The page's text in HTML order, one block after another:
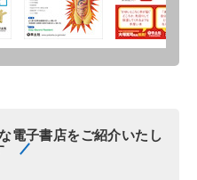
電子書店をご紹介いたし